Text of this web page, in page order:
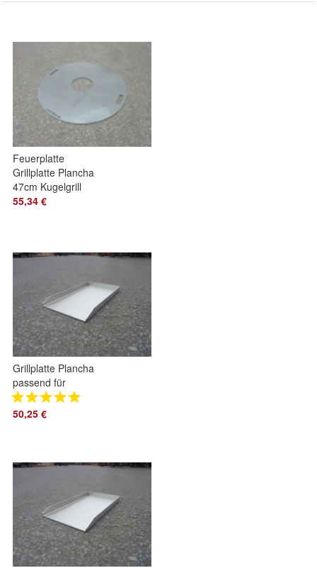
Feuerplatte
Grillplatte Plancha
47cm Kugelgrill
Rundgrill
55,34 €
Grillplatte Plancha
passend für
Napoleon Gasgrills
50,25 €